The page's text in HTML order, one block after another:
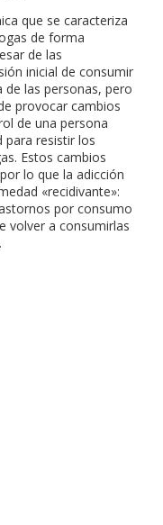
que se caracteriza
de forma
de las
inicial de consumir
las personas, pero
provocar cambios
de una persona
para resistir los
Estos cambios
lo que la adicción
«recidivante»:
por consumo
volver a consumirlas